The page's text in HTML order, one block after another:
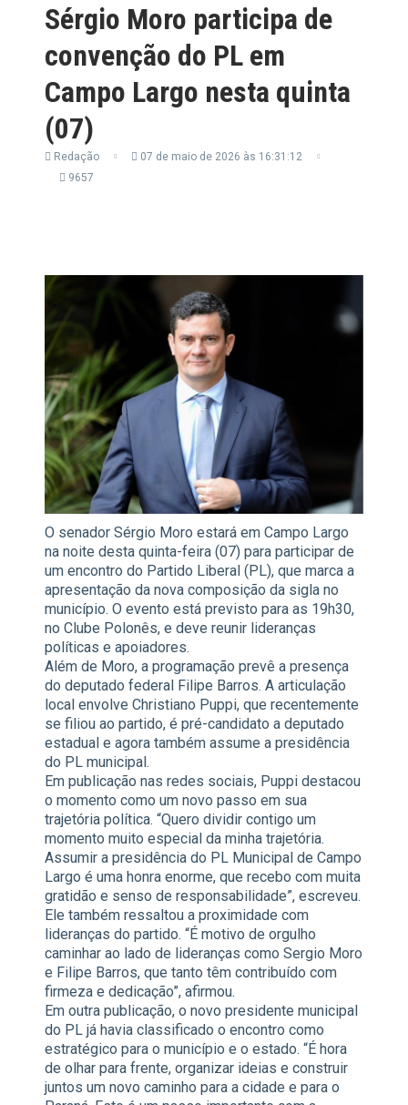
Sérgio Moro participa de
convenção do PL em
Campo Largo nesta quinta
(07)
Redação
07 de maio de 2026 às 16:31:12
9657
O senador Sérgio Moro estará em Campo Largo
na noite desta quinta-feira (07) para participar de
um encontro do Partido Liberal (PL), que marca a
apresentação da nova composição da sigla no
município. O evento está previsto para as 19h30,
no Clube Polonês, e deve reunir lideranças
políticas e apoiadores.
Além de Moro, a programação prevê a presença
do deputado federal Filipe Barros. A articulação
local envolve Christiano Puppi, que recentemente
se filiou ao partido, é pré-candidato a deputado
estadual e agora também assume a presidência
do PL municipal.
Em publicação nas redes sociais, Puppi destacou
o momento como um novo passo em sua
trajetória política. “Quero dividir contigo um
momento muito especial da minha trajetória.
Assumir a presidência do PL Municipal de Campo
Largo é uma honra enorme, que recebo com muita
gratidão e senso de responsabilidade”, escreveu.
Ele também ressaltou a proximidade com
lideranças do partido. “É motivo de orgulho
caminhar ao lado de lideranças como Sergio Moro
e Filipe Barros, que tanto têm contribuído com
firmeza e dedicação”, afirmou.
Em outra publicação, o novo presidente municipal
do PL já havia classificado o encontro como
estratégico para o município e o estado. “É hora
de olhar para frente, organizar ideias e construir
juntos um novo caminho para a cidade e para o